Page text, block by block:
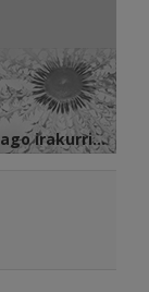
irakurri...